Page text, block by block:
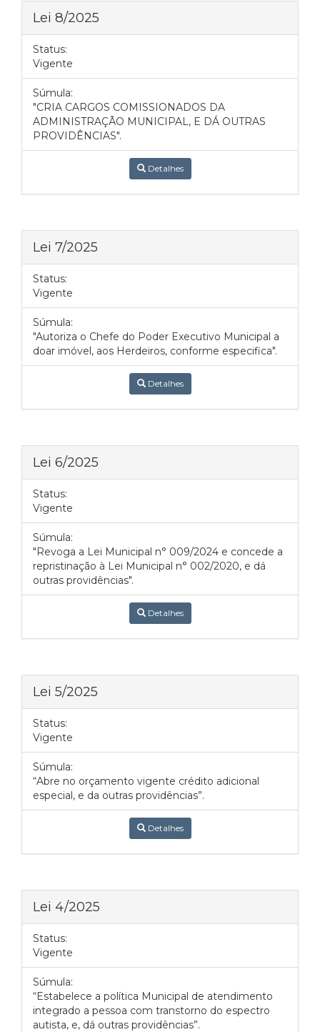
Lei 8/2025
Status:
Vigente
Súmula:
"CRIA CARGOS COMISSIONADOS DA
ADMINISTRAÇÃO MUNICIPAL, E DÁ OUTRAS
PROVIDÊNCIAS".
Detalhes
Lei 7/2025
Status:
Vigente
Súmula:
"Autoriza o Chefe do Poder Executivo Municipal a
doar imóvel, aos Herdeiros, conforme especifica".
Detalhes
Lei 6/2025
Status:
Vigente
Súmula:
"Revoga a Lei Municipal n° 009/2024 e concede a
repristinação à Lei Municipal n° 002/2020, e dá
outras providências".
Detalhes
Lei 5/2025
Status:
Vigente
Súmula:
“Abre no orçamento vigente crédito adicional
especial, e da outras providências”.
Detalhes
Lei 4/2025
Status:
Vigente
Súmula:
“Estabelece a política Municipal de atendimento
integrado a pessoa com transtorno do espectro
autista, e, dá outras providências”.